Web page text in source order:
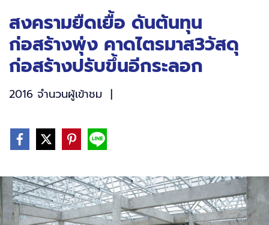
สงครามยืดเยื้อ ดันต้นทุน
ก่อสร้างพุ่ง คาดไตรมาส3วัสดุ
ก่อสร้างปรับขึ้นอีกระลอก
2016 จำนวนผู้เข้าชม |